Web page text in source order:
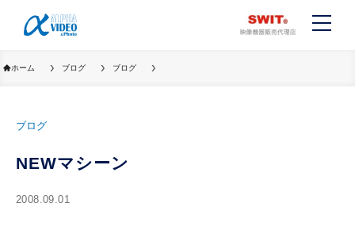
ホーム ブログ ブログ
ブログ
NEWマシーン
2008.09.01